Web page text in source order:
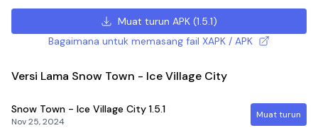
Muat turun APK(1.5.1)
Bagaimana untuk memasang fail XAPK / APK
Versi Lama Snow Town - Ice Village City
Snow Town - Ice Village City 1.5.1
Nov 25, 2024
Muat turun